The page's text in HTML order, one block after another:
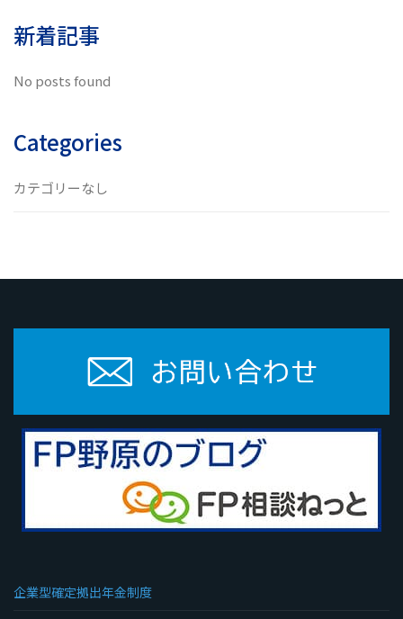
新着記事
No posts found
Categories
カテゴリーなし
企業型確定拠出年金制度